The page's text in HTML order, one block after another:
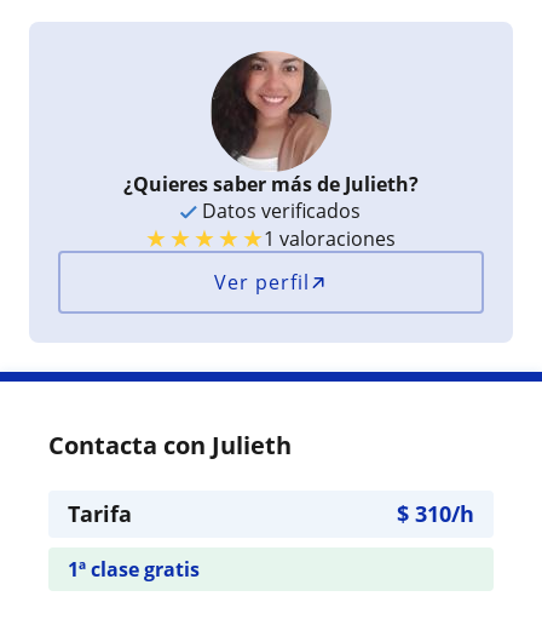
¿Quieres saber más de Julieth?
Datos verificados
★★★★★1 valoraciones
Ver perfil
Contacta con Julieth
Tarifa $ 310/h
1ª clase gratis